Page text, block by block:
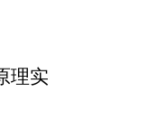
理实